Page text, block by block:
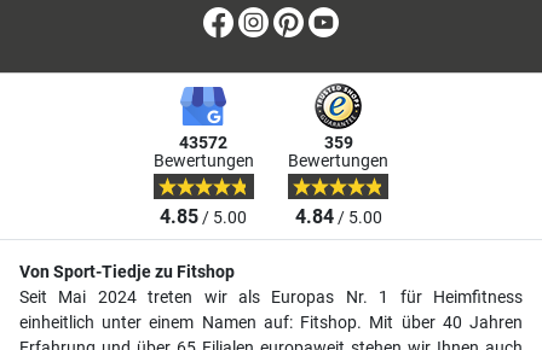
Facebook
Instagram
Pinterest
43572
Bewertungen
4.85/ 5.00
359
Bewertungen
4.84/ 5.00
Von Sport-Tiedje zu Fitshop
Seit Mai 2024 treten wir als Europas Nr. 1 für Heimfitness
einheitlich unter einem Namen auf: Fitshop. Mit über 40 Jahren